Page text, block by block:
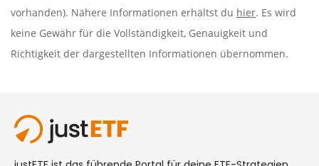
vorhanden). Nähere Informationen erhältst du hier. Es wird
keine Gewähr für die Vollständigkeit, Genauigkeit und
Richtigkeit der dargestellten Informationen übernommen.